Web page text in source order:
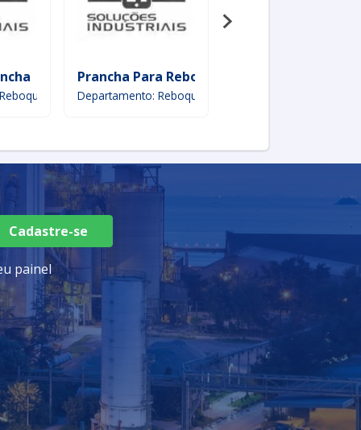
Prancha Para Reboque
Departamento: Reboques
Cadastre-se
painel